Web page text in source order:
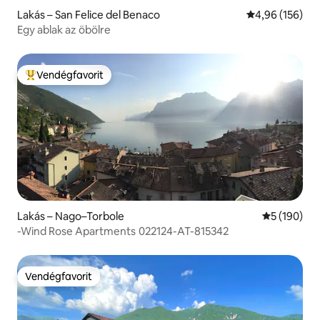
Lakás – San Felice del Benaco Átlagos
4,96 (156)
Egy ablak az öbölre
Kiemelt vendégfavorit
Vendégfavorit
Lakás – Nago–Torbole Átlagos
5 (190)
-Wind Rose Apartments 022124-AT-815342
Vendégfavorit
Vendégfavorit